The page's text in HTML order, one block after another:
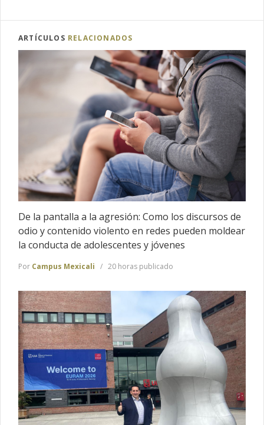
ARTÍCULOS RELACIONADOS
De la pantalla a la agresión: Como los discursos de
odio y contenido violento en redes pueden moldear
la conducta de adolescentes y jóvenes
Por Campus Mexicali 20 horas publicado